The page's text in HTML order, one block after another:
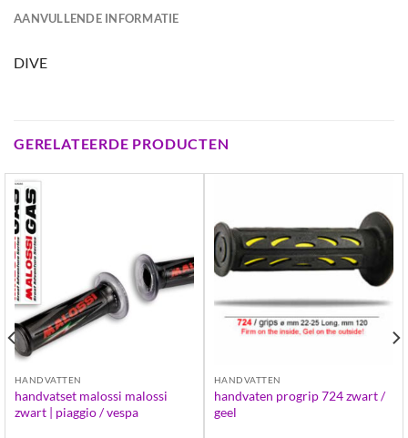
AANVULLENDE INFORMATIE
DIVE
GERELATEERDE PRODUCTEN
HANDVATTEN
handvatset malossi malossi
zwart | piaggio / vespa
HANDVATTEN
handvaten progrip 724 zwart /
geel